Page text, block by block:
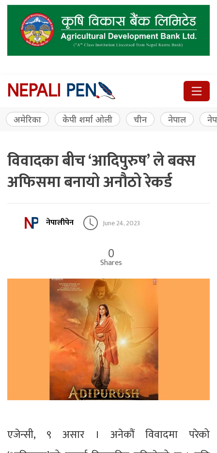
अमेरिका केपी शर्मा ओली चीन नेपाल
विवादका बीच ‘आदिपुरुष’ ले बक्स
अफिसमा बनायो अनौठो रेकर्ड
नेपालीपेन June 24, 2023
0
Shares
एजेन्सी, ९ असार । अनेकौं विवादमा परेको